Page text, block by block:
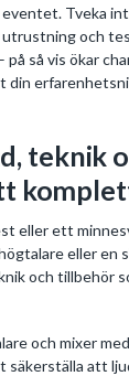
eventet. Tveka
och
så vis ökar
din
teknik
eller ett
eller en
och tillbehör
och mixer
säkerställa att